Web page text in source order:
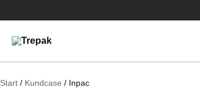
Start Kundcase Inpac